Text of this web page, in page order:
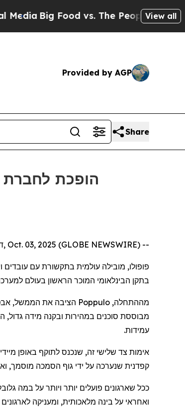
Big Food vs. The People. Big Food’s
View all
Provided by AGP
Share
דנוור וקורק, אירלנד, Oct. 03, 2025 (GLOBE NEWSWIRE) --
פופולו, מובילה עולמית בתקשורת עם עובדים
בתקן הבינלאומי המוכר הראשון בעולם
מההתחלה,
Poppulo הציבה את הממשל,
מבוססת סוכנים במהירות ובקנה מידה גדול,
עמידות.
אימות צד שלישי זה, שנכנס לתוקף באופן מיידי
קפדנית שנערכה על ידי גוף הסמכה מוסמך,
ככל שארגונים פועלים יותר ויותר על במה
ואחראי על בינה מלאכותית, ומעניקה לארגונים